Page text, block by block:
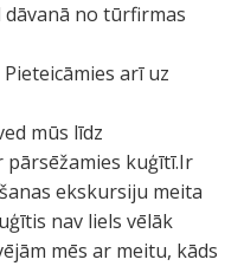
no tūrfirmas
arī uz
mūs līdz
pārsēžamies kuģītī.Ir
ekskursiju meita
nav liels vēlāk
mēs ar meitu, kāds